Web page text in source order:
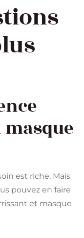
est riche. Mais
pouvez en faire
et masque